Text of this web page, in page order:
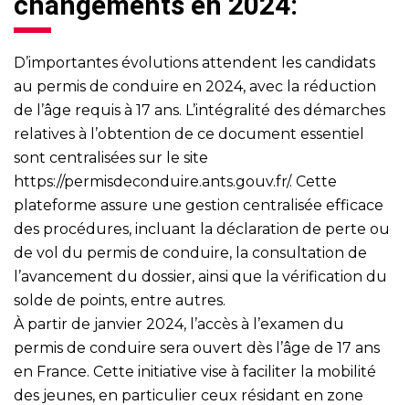
D’importantes évolutions attendent les candidats
au permis de conduire en 2024, avec la réduction
de l’âge requis à 17 ans. L’intégralité des démarches
relatives à l’obtention de ce document essentiel
sont centralisées sur le site
https://permisdeconduire.ants.gouv.fr/. Cette
plateforme assure une gestion centralisée efficace
des procédures, incluant la déclaration de perte ou
de vol du permis de conduire, la consultation de
l’avancement du dossier, ainsi que la vérification du
solde de points, entre autres.
À partir de janvier 2024, l’accès à l’examen du
permis de conduire sera ouvert dès l’âge de 17 ans
en France. Cette initiative vise à faciliter la mobilité
des jeunes, en particulier ceux résidant en zone